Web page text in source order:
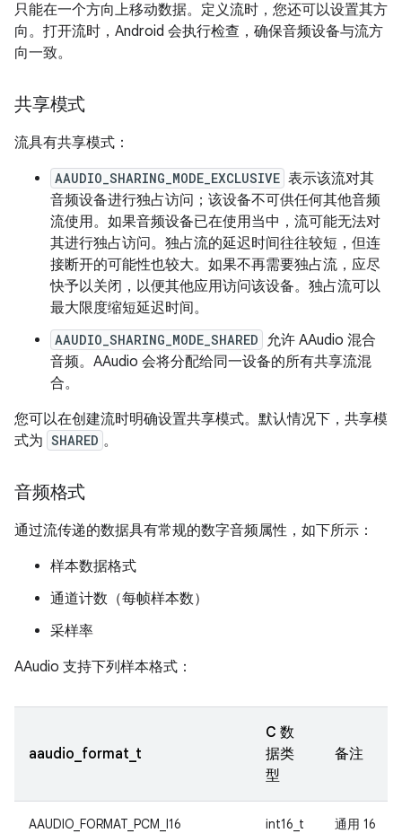
只能在一个方向上移动数据。定义流时，您还可以设置其方
向。打开流时，Android 会执行检查，确保音频设备与流方
向一致。
共享模式
流具有共享模式：
AAUDIO_SHARING_MODE_EXCLUSIVE 表示该流对其
音频设备进行独占访问；该设备不可供任何其他音频
流使用。如果音频设备已在使用当中，流可能无法对
其进行独占访问。独占流的延迟时间往往较短，但连
接断开的可能性也较大。如果不再需要独占流，应尽
快予以关闭，以便其他应用访问该设备。独占流可以
最大限度缩短延迟时间。
AAUDIO_SHARING_MODE_SHARED 允许 AAudio 混合
音频。AAudio 会将分配给同一设备的所有共享流混
合。
您可以在创建流时明确设置共享模式。默认情况下，共享模
式为 SHARED 。
音频格式
通过流传递的数据具有常规的数字音频属性，如下所示：
样本数据格式
通道计数（每帧样本数）
采样率
AAudio 支持下列样本格式：
aaudio_format_t
C 数
据类
型
备注
AAUDIO_FORMAT_PCM_I16 int16_t
通用 16